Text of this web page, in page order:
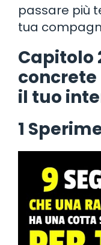
passare più
tua
Capitolo
il tuo
1